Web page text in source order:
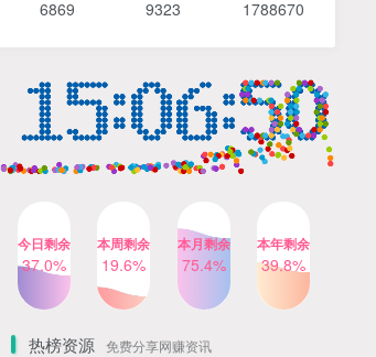
4个月前 491人已阅读
3个月前 420人已阅读
清华帅爸数学思维（抖音）|
小学+初中课程视频合集
TOP5
乐乐课堂小学奥数1-6年级
动画课程715集+配套练习册
高清PDF
6个月前 413人已阅读
6869 9323 1788670
今日剩余
37.0%
本周剩余
19.6%
本月剩余
75.4%
本年剩余
39.8%
热榜资源 免费分享网赚资讯